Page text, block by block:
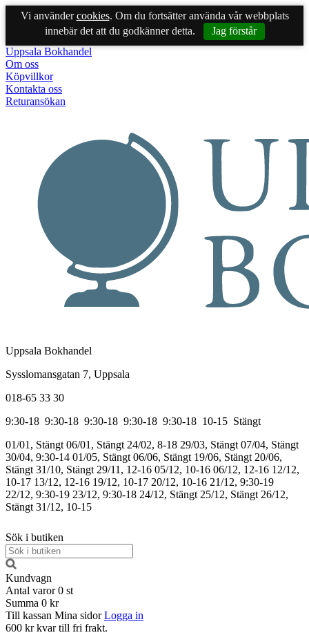
Vi användercookies. Om du fortsätter använda vår webbplats
innebär det att du godkänner detta.
Jag förstår
Uppsala Bokhandel
Om oss
Köpvillkor
Kontakta oss
Returansökan
Uppsala Bokhandel
Sysslomansgatan 7, Uppsala
018-65 33 30
9:30-18 9:30-18 9:30-18 9:30-18 9:30-18 10-15 Stängt
01/01, Stängt 06/01, Stängt 24/02, 8-18 29/03, Stängt 07/04, Stängt
30/04, 9:30-14 01/05, Stängt 06/06, Stängt 19/06, Stängt 20/06,
Stängt 31/10, Stängt 29/11, 12-16 05/12, 10-16 06/12, 12-16 12/12,
10-17 13/12, 12-16 19/12, 10-17 20/12, 10-16 21/12, 9:30-19
22/12, 9:30-19 23/12, 9:30-18 24/12, Stängt 25/12, Stängt 26/12,
Stängt 31/12, 10-15
Sök i butiken
Kundvagn
Antal varor 0 st
Summa 0 kr
Till kassan Mina sidor Logga in
600 kr kvar till fri frakt.